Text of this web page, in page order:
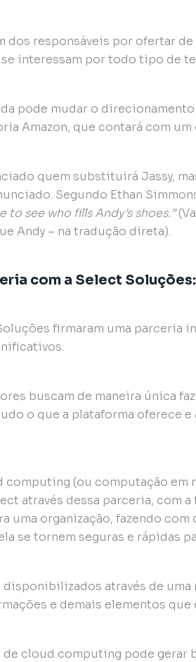
dos responsáveis por ofertar
interessam por todo tipo de
pode mudar o
Amazon, que contará com
quem substituirá Jassy,
Segundo Ethan
to see who fills Andy’s shoes.”
Andy – na tradução direta).
com a Select Soluções:
firmaram uma parceria
buscam de maneira única
o que a plataforma oferece
computing (ou computação em
através dessa parceria, com
uma organização, fazendo
se tornem seguras e rápidas
disponibilizados através de
e demais elementos
cloud computing pode gerar